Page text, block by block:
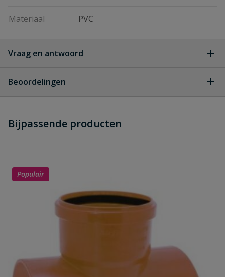
Materiaal PVC
Vraag en antwoord
dit product?
Beoordelingen
Schrijf zelf een beoordeling
Uw waardering:
Naam
Bijpassende producten
Populair